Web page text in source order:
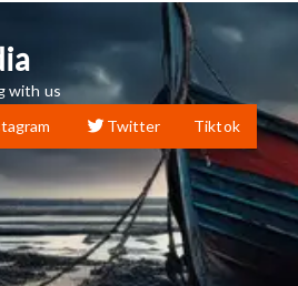
with us
Twitter Tiktok